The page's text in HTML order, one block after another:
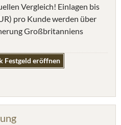
Vergleich! Einlagen bis
pro Kunde werden über
Großbritanniens
Festgeld eröffnen